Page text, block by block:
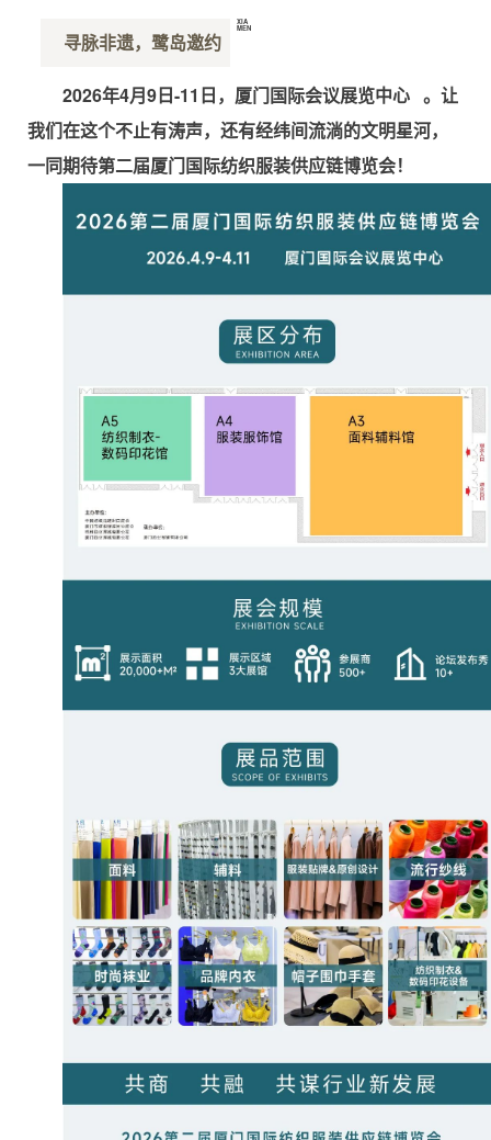
寻脉非遗，鹭岛邀约
XIA
MEN
2026年4月9日-11日， 厦门国际会议展览中心 。让
我们在这个不止有涛声，还有经纬间流淌的文明星河，
一同期待第二届厦门国际纺织服装供应链博览会！